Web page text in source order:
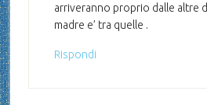
arriveranno proprio dalle altre
madre e’ tra quelle .
Rispondi